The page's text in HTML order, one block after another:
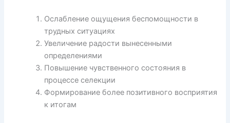
Ослабление ощущения беспомощности в
трудных ситуациях
Увеличение радости вынесенными
определениями
Повышение чувственного состояния в
процессе селекции
Формирование более позитивного восприятия
к итогам